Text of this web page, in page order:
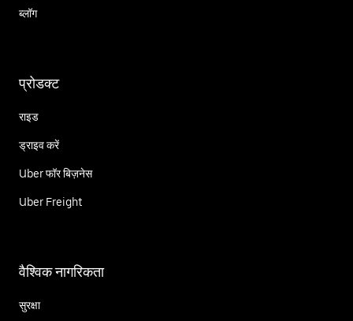
ब्लॉग
प्रोडक्ट
राइड
ड्राइव करें
Uber फॉर बिज़नेस
Uber Freight
वैश्विक नागरिकता
सुरक्षा